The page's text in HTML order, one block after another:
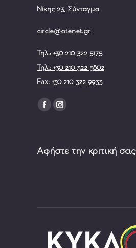
Νίκης 23, Σύνταγμα
circle@otenet.gr
Τηλ.: +30 210 322 5175
Τηλ.: +30 210 322 5802
Fax: +30 210 322 9933
Find us on:
Facebook
in
Instagram
in
Αφήστε την κριτική σας